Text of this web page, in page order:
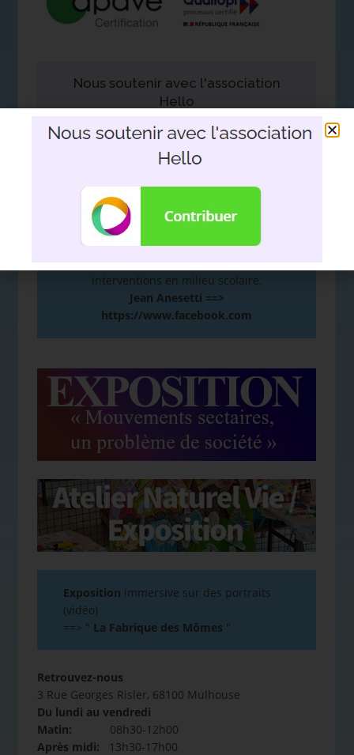
Nous soutenir avec l'association
Hello
DEVOIR DE MÉMOIRE
De la mémoire à la plume. Hommage d’un
interventions en milieu scolaire.
Jean Anesetti ==>
https://www.facebook.com
Exposition immersive sur des portraits
(vidéo)
==> " La Fabrique des Mômes "
Retrouvez-nous
3 Rue Georges Risler, 68100 Mulhouse
Du lundi au vendredi
Matin: 08h30-12h00
Après midi: 13h30-17h00